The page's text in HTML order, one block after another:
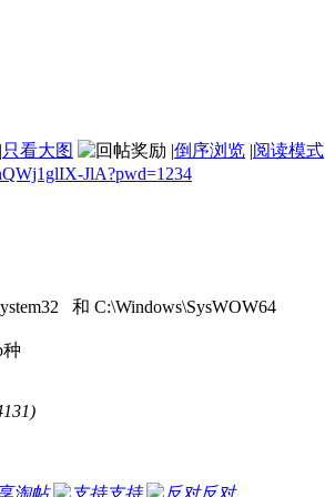
|只看大图 |倒序浏览 |阅读模式
JlA?pwd=1234
和 C:\Windows\SysWOW64
淘帖 支持 反对